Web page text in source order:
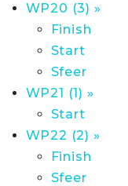
WP20 (3) »
Finish
Start
Sfeer
WP21 (1) »
Start
WP22 (2) »
Finish
Sfeer